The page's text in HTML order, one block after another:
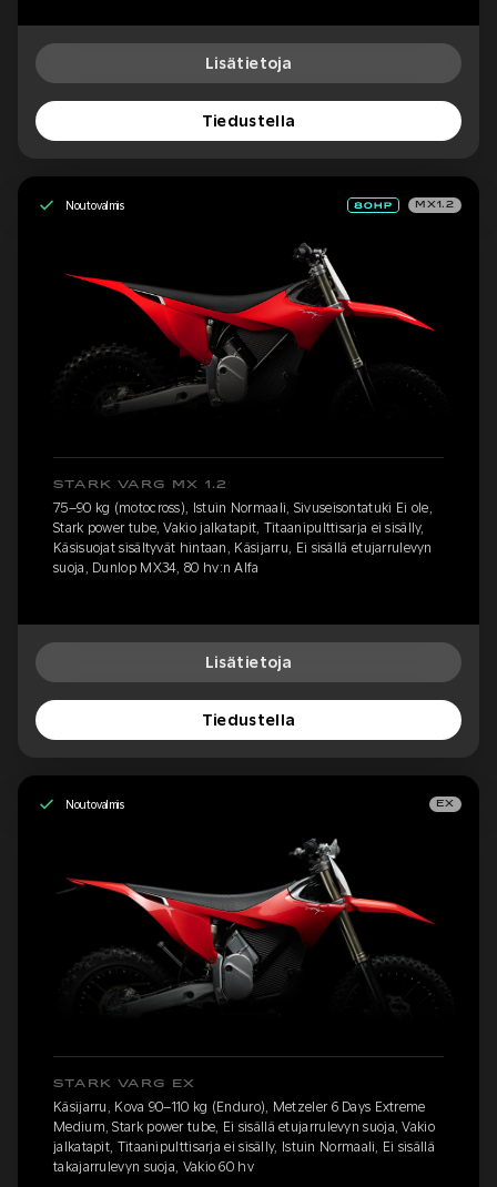
Lisätietoja
Tiedustella
Noutovalmis MX1.2
STARK VARG MX 1.2
75–90 kg (motocross), Istuin Normaali, Sivuseisontatuki Ei ole,
Stark power tube, Vakio jalkatapit, Titaanipulttisarja ei sisälly,
Käsisuojat sisältyvät hintaan, Käsijarru, Ei sisällä etujarrulevyn
suoja, Dunlop MX34, 80 hv:n Alfa
Lisätietoja
Tiedustella
Noutovalmis EX
STARK VARG EX
Käsijarru, Kova 90–110 kg (Enduro), Metzeler 6 Days Extreme
Medium, Stark power tube, Ei sisällä etujarrulevyn suoja, Vakio
jalkatapit, Titaanipulttisarja ei sisälly, Istuin Normaali, Ei sisällä
takajarrulevyn suoja, Vakio 60 hv